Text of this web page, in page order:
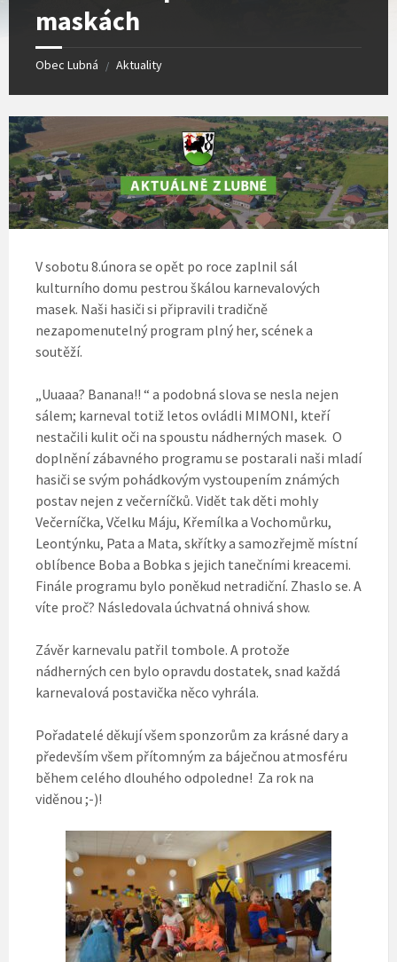
maskách
Obec Lubná / Aktuality
V sobotu 8.února se opět po roce zaplnil sál
kulturního domu pestrou škálou karnevalových
masek. Naši hasiči si připravili tradičně
nezapomenutelný program plný her, scének a
soutěží.
„Uuaaa? Banana!! “ a podobná slova se nesla nejen
sálem; karneval totiž letos ovládli MIMONI, kteří
nestačili kulit oči na spoustu nádherných masek. O
doplnění zábavného programu se postarali naši mladí
hasiči se svým pohádkovým vystoupením známých
postav nejen z večerníčků. Vidět tak děti mohly
Večerníčka, Včelku Máju, Křemílka a Vochomůrku,
Leontýnku, Pata a Mata, skřítky a samozřejmě místní
oblíbence Boba a Bobka s jejich tanečními kreacemi.
Finále programu bylo poněkud netradiční. Zhaslo se. A
víte proč? Následovala úchvatná ohnivá show.
Závěr karnevalu patřil tombole. A protože
nádherných cen bylo opravdu dostatek, snad každá
karnevalová postavička něco vyhrála.
Pořadatelé děkují všem sponzorům za krásné dary a
především všem přítomným za báječnou atmosféru
během celého dlouhého odpoledne! Za rok na
viděnou ;-)!